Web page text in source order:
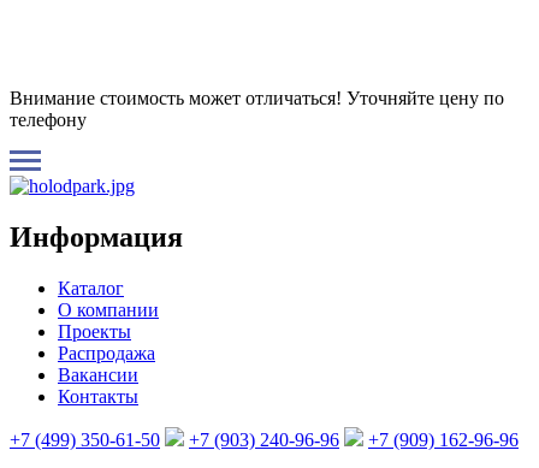
Внимание стоимость может отличаться! Уточняйте цену по
телефону
Информация
Каталог
О компании
Проекты
Распродажа
Вакансии
Контакты
+7 (499) 350-61-50 +7 (903) 240-96-96
+7 (909) 162-96-96